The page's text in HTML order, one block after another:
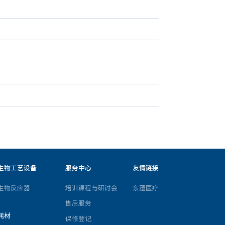
物工艺设备
物反应器
材
服务中心
培训课程与研讨会
售后服务
保修登记
友情链接
东蕴医疗